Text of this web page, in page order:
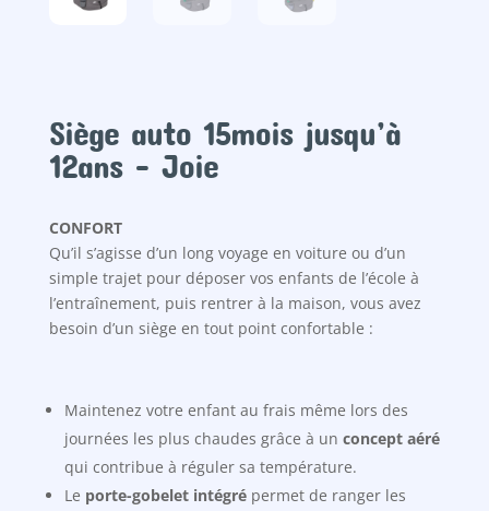
Siège auto 15mois jusqu’à
12ans – Joie
CONFORT
Qu’il s’agisse d’un long voyage en voiture ou d’un
simple trajet pour déposer vos enfants de l’école à
l’entraînement, puis rentrer à la maison, vous avez
besoin d’un siège en tout point confortable :
Maintenez votre enfant au frais même lors des
journées les plus chaudes grâce à un concept aéré
qui contribue à réguler sa température.
Le porte-gobelet intégrépermet de ranger les